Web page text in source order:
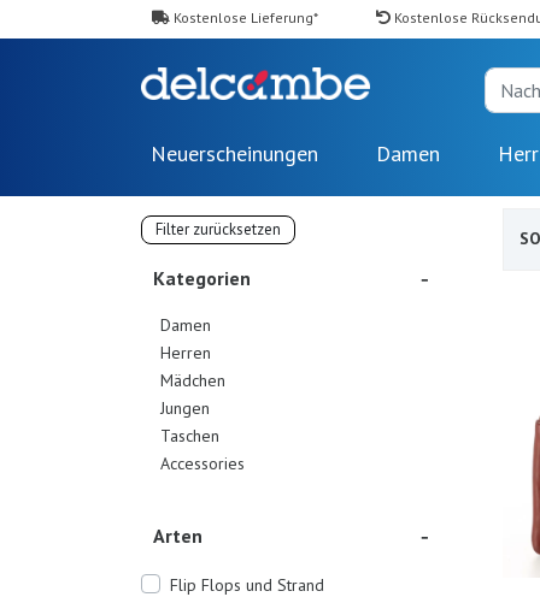
Kostenlose Lieferung* Kostenlose
Neuerscheinungen Damen
Filter zurücksetzen
Kategorien
Damen
Herren
Mädchen
Jungen
Taschen
Accessories
Arten
Flip Flops und Strand